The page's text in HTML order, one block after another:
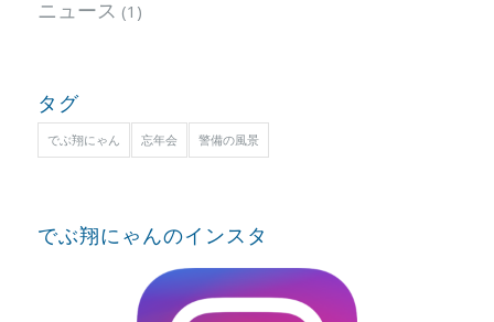
ニュース (1)
タグ
でぶ翔にゃん 忘年会 警備の風景
でぶ翔にゃんのインスタ